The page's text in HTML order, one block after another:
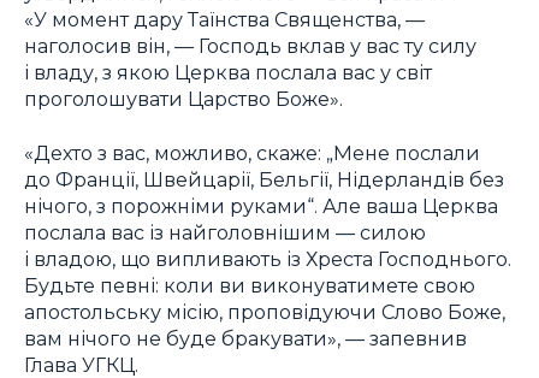
«У момент дару Таїнства Священства, —
наголосив він, — Господь вклав у вас ту силу
і владу, з якою Церква послала вас у світ
проголошувати Царство Боже».
«Дехто з вас, можливо, скаже: „Мене послали
до Франції, Швейцарії, Бельгії, Нідерландів без
нічого, з порожніми руками“. Але ваша Церква
послала вас із найголовнішим — силою
і владою, що випливають із Хреста Господнього.
Будьте певні: коли ви виконуватимете свою
апостольську місію, проповідуючи Слово Боже,
вам нічого не буде бракувати», — запевнив
Глава УГКЦ.